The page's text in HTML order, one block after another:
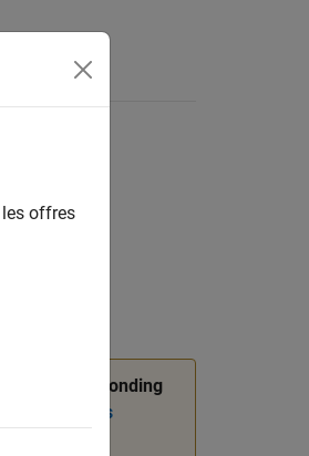
and corresponding
from Metrics
offres